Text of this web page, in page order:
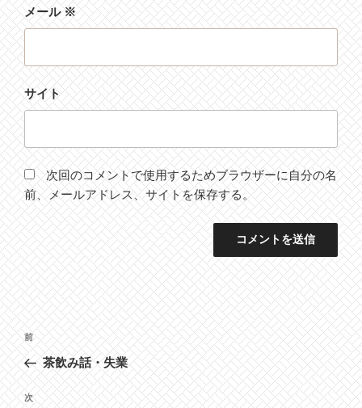
メール※
サイト
次回のコメントで使用するためブラウザーに自分の名
前、メールアドレス、サイトを保存する。
投
稿
ナ
ビ
前
の
投
稿
前
茶飲み話・失業
次
次